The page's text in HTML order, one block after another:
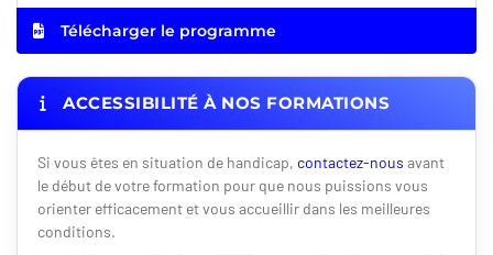
Télécharger le programme
ACCESSIBILITÉ À NOS FORMATIONS
Si vous êtes en situation de handicap, contactez-nous avant
le début de votre formation pour que nous puissions vous
orienter efficacement et vous accueillir dans les meilleures
conditions.